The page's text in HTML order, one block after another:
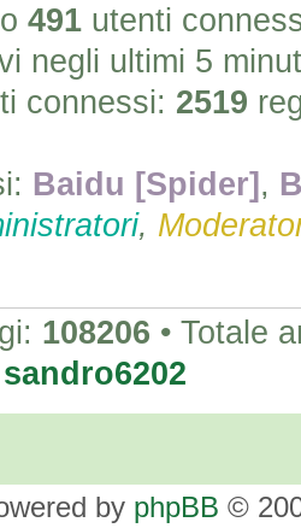
491 utenti
negli ultimi 5
connessi: 2519
Baidu [Spider] ,
,
108206 • Totale
sandro6202
by phpBB ©